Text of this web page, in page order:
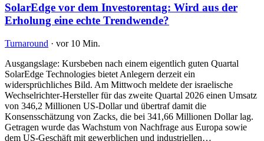
SolarEdge vor dem Investorentag: Wird aus der
Erholung eine echte Trendwende?
Turnaround · vor 10 Min.
Ausgangslage: Kursbeben nach einem eigentlich guten Quartal
SolarEdge Technologies bietet Anlegern derzeit ein
widersprüchliches Bild. Am Mittwoch meldete der israelische
Wechselrichter-Hersteller für das zweite Quartal 2026 einen Umsatz
von 346,2 Millionen US-Dollar und übertraf damit die
Konsensschätzung von Zacks, die bei 341,66 Millionen Dollar lag.
Getragen wurde das Wachstum von Nachfrage aus Europa sowie
dem US-Geschäft mit gewerblichen und industriellen…